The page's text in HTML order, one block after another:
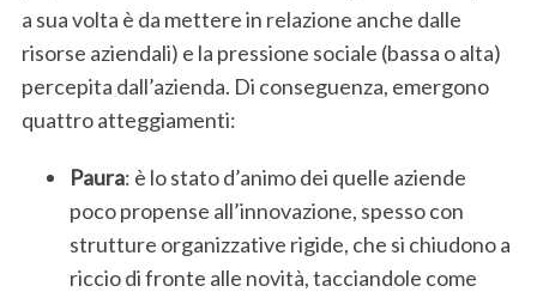
a sua volta è da mettere in relazione anche dalle
risorse aziendali) e la pressione sociale (bassa o alta)
percepita dall’azienda. Di conseguenza, emergono
quattro atteggiamenti:
Paura: è lo stato d’animo dei quelle aziende
poco propense all’innovazione, spesso con
strutture organizzative rigide, che si chiudono a
riccio di fronte alle novità, tacciandole come